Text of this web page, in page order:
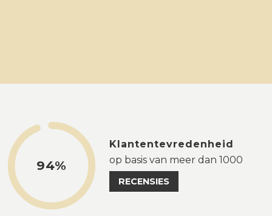
94%
Klantentevredenheid
op basis van meer dan 1000
RECENSIES